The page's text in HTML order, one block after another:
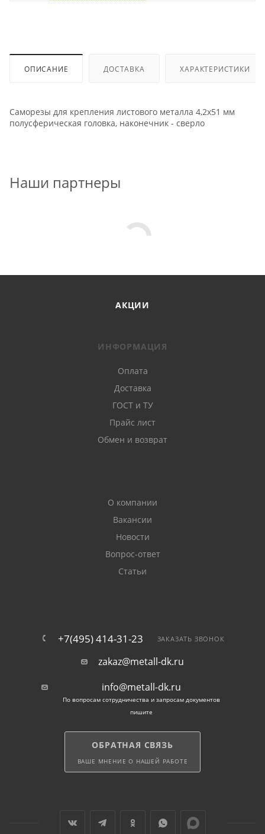
ОПИСАНИЕ ДОСТАВКА ХАРАКТЕРИСТИКИ
Саморезы для крепления листового металла 4,2х51 мм
полусферическая головка, наконечник - сверло
Наши партнеры
АКЦИИ
ИНФОРМАЦИЯ
Оплата
Доставка
ГОСТ и ТУ
Прайс лист
Обмен и возврат
О компании
Вакансии
Новости
Вопрос-ответ
Статьи
+7(495) 414-31-23 ЗАКАЗАТЬ ЗВОНОК
zakaz@metall-dk.ru
info@metall-dk.ru
По вопросам сотрудничества и запросам документов
пишите
ОБРАТНАЯ СВЯЗЬ
ВАШЕ МНЕНИЕ О НАШЕЙ РАБОТЕ